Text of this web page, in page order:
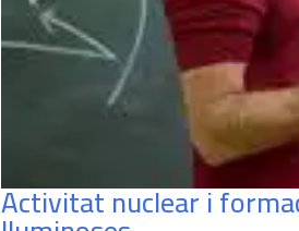
Activitat nuclear i